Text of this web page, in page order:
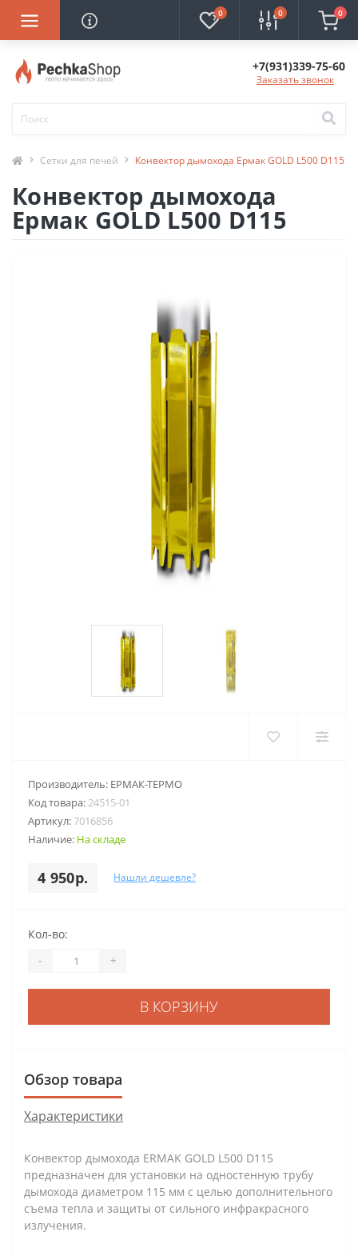
0 0 0
+7(931)339-75-60
Заказать звонок
Сетки для печей Конвектор дымохода Ермак GOLD L500 D115
Конвектор дымохода
Ермак GOLD L500 D115
Производитель: ЕРМАК-ТЕРМО
Код товара:24515-01
Артикул:7016856
Наличие: На складе
4 950р. Нашли дешевле?
Кол-во:
- +
В КОРЗИНУ
Обзор товара
Характеристики
Конвектор дымохода ERMAK GOLD L500 D115
предназначен для установки на одностенную трубу
дымохода диаметром 115 мм с целью дополнительного
съема тепла и защиты от сильного инфракрасного
излучения.